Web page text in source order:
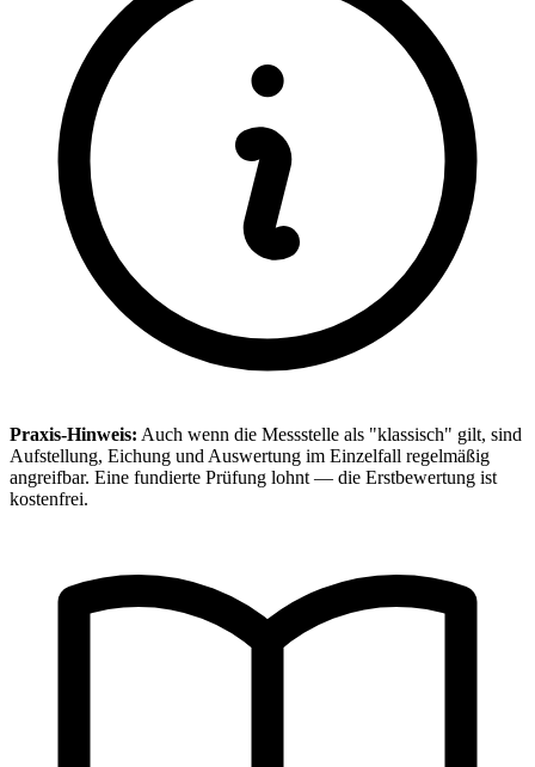
Praxis-Hinweis: Auch wenn die Messstelle als "klassisch" gilt, sind
Aufstellung, Eichung und Auswertung im Einzelfall regelmäßig
angreifbar. Eine fundierte Prüfung lohnt — die Erstbewertung ist
kostenfrei.